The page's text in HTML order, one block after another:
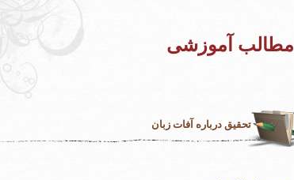
مطالب آموزشی
تحقیق درباره آفات زبان